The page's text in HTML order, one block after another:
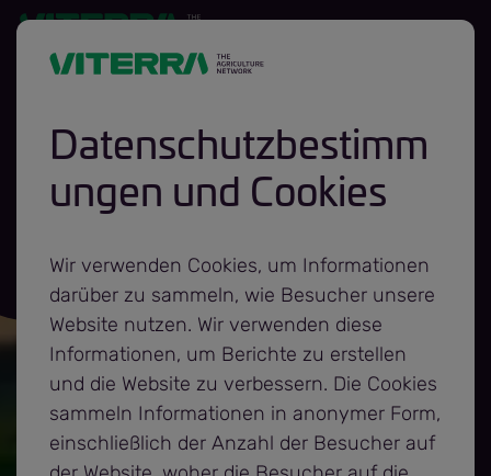
Datenschutzbestimm
ungen und Cookies
Wir verwenden Cookies, um Informationen
darüber zu sammeln, wie Besucher unsere
Website nutzen. Wir verwenden diese
Informationen, um Berichte zu erstellen
und die Website zu verbessern. Die Cookies
sammeln Informationen in anonymer Form,
einschließlich der Anzahl der Besucher auf